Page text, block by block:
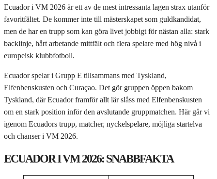
Ecuador i VM 2026 är ett av de mest intressanta lagen strax utanför
favoritfältet. De kommer inte till mästerskapet som guldkandidat,
men de har en trupp som kan göra livet jobbigt för nästan alla: stark
backlinje, hårt arbetande mittfält och flera spelare med hög nivå i
europeisk klubbfotboll.
Ecuador spelar i Grupp E tillsammans med Tyskland,
Elfenbenskusten och Curaçao. Det gör gruppen öppen bakom
Tyskland, där Ecuador framför allt lär slåss med Elfenbenskusten
om en stark position inför den avslutande gruppmatchen. Här går vi
igenom Ecuadors trupp, matcher, nyckelspelare, möjliga startelva
och chanser i VM 2026.
ECUADOR I VM 2026: SNABBFAKTA